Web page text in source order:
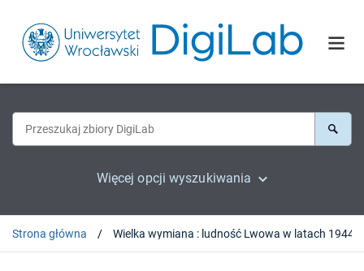
Więcej opcji wyszukiwania
Strona główna